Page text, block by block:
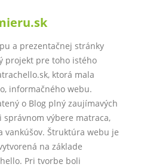
a prezentačnej stránky
projekt pre toho istého
ktorá mala
informačného webu.
o Blog plný zaujímavých
výbere matraca,
vankúšov. Štruktúra webu je
na základe
Pri tvorbe boli